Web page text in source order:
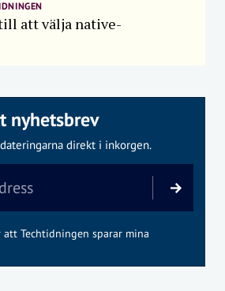
att välja native-
nyhetsbrev
direkt i inkorgen.
att Techtidningen sparar mina